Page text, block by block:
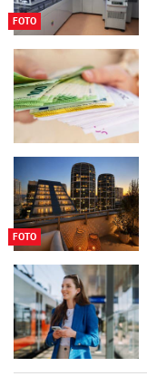
FOTO
FOTO